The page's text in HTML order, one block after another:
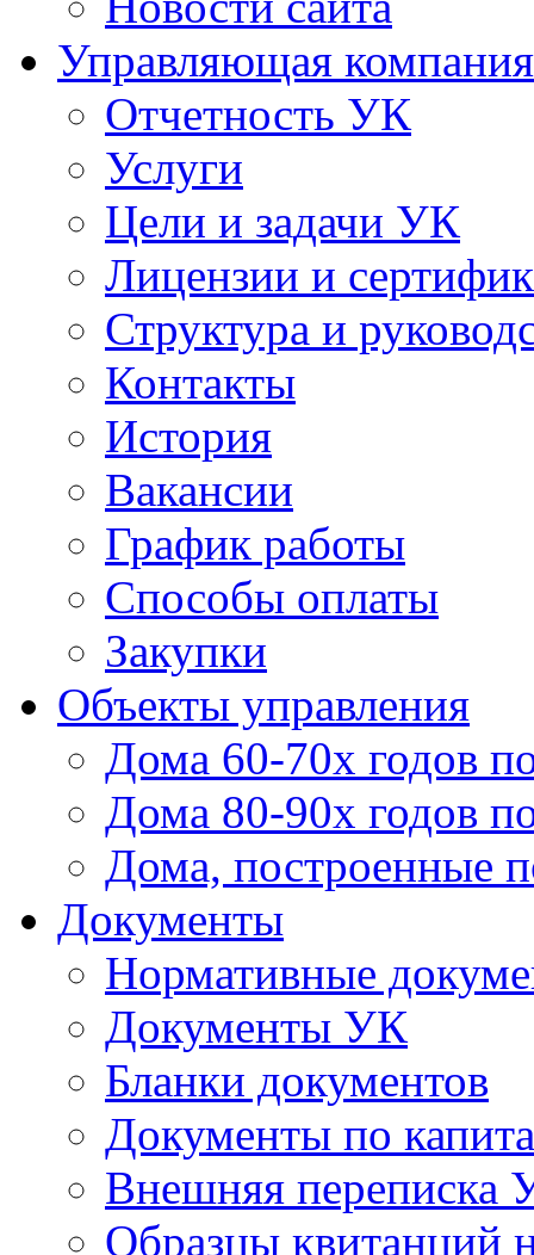
Управляющая компания
Отчетность УК
Услуги
Цели и задачи УК
Лицензии и
Структура и
Контакты
История
Вакансии
График работы
Способы оплаты
Закупки
Объекты управления
Дома 60-70х годов
Дома 80-90х годов
Дома, построенные
Документы
Нормативные
Документы УК
Бланки документов
Документы по
Внешняя переписка
Образцы квитанций